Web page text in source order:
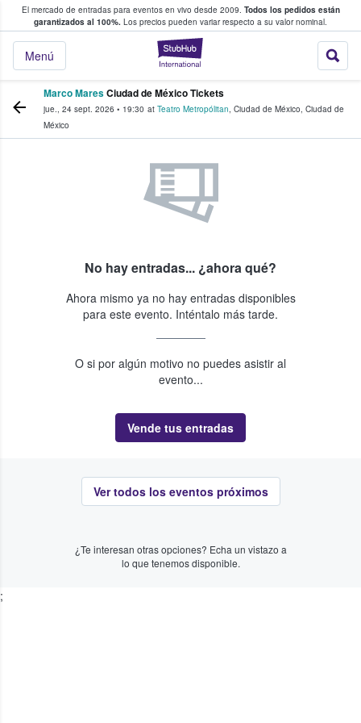
El mercado de entradas para eventos en vivo desde 2009. Todos los pedidos están
garantizados al 100%. Los precios pueden variar respecto a su valor nominal.
StubHub:
Menú
y venta de entradas entre fans
Marco MaresCiudad de México Tickets
jue., 24 sept. 2026 • 19:30 at Teatro Metropólitan, Ciudad de México, Ciudad de
México
No hay entradas... ¿ahora qué?
Ahora mismo ya no hay entradas disponibles
para este evento. Inténtalo más tarde.
O si por algún motivo no puedes asistir al
evento...
Vende tus entradas
Ver todos los eventos próximos
¿Te interesan otras opciones? Echa un vistazo a
lo que tenemos disponible.
;